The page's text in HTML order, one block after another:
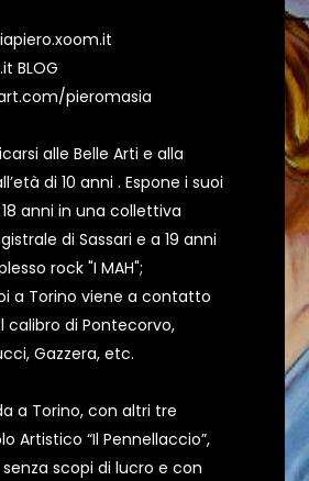
BLOG
pieromasia
alle Belle Arti e alla
di 10 anni . Espone i suoi
anni in una collettiva
di Sassari e a 19 anni
rock "I MAH";
a Torino viene a contatto
calibro di Pontecorvo,
Gazzera, etc.
a Torino, con altri tre
Artistico “Il Pennellaccio”,
scopi di lucro e con